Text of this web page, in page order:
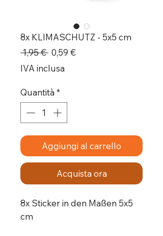
8x KLIMASCHUTZ - 5x5 cm
1,95 € Prezzo
regolare
0,59 €Prezzo
IVA inclusa
Quantità *
Aggiungi al carrello
Acquista ora
8x Sticker in den Maßen 5x5
cm